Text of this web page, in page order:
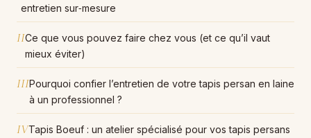
entretien sur‑mesure
IICe que vous pouvez faire chez vous (et ce qu’il vaut
mieux éviter)
IIIPourquoi confier l’entretien de votre tapis persan en laine
à un professionnel ?
IVTapis Boeuf : un atelier spécialisé pour vos tapis persans